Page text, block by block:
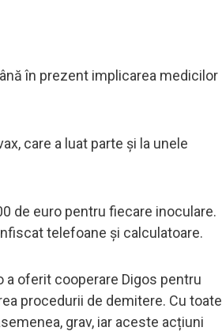
în prezent implicarea medicilor
care a luat parte și la unele
de euro pentru fiecare inoculare.
telefoane și calculatoare.
a oferit cooperare Digos pentru
procedurii de demitere. Cu toate
grav, iar aceste acțiuni